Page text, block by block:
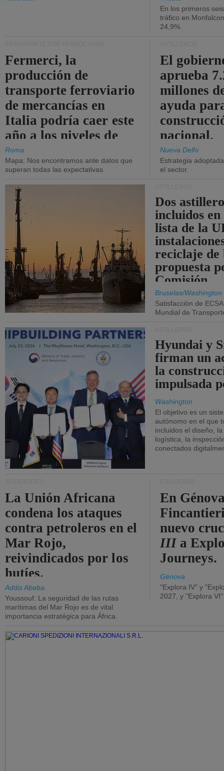
En los primeros
tráfico en
24,9%.
Fermerci, la
producción de
transporte ferroviario
de mercancías en
Italia podría caer este
año a los niveles de
2015.
Roma
Mapa: Nos encontramos ante datos que
superan todas las expectativas.
El
aprueba
millones
ayuda
nacional.
Nueva Delhi
Estrategia
el sector.
Dos
incluidos
lista de la
reciclaje de
propuesta
Comisión.
Bruselas/Washington
Satisfacción de
Mundial de
Hyundai y
firman un
la
impulsada
Washington
El objetivo es un
autónomo en el que
incluidos el diseño,
logística, la
conectados
La Unión Africana
condena los ataques
contra petroleros en el
Mar Rojo,
reivindicados por los
hutíes.
Addis Abeba
Youssouf: La seguridad de las rutas
marítimas del Mar Rojo es de vital
importancia estratégica para África.
En
nuevo
III a
Journeys.
Génova
"Explora IV" y
2027, y "Explora